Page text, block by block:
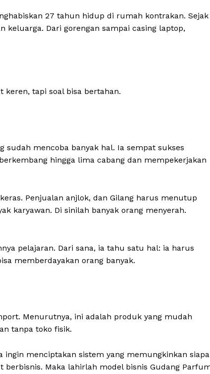
27 tahun hidup di rumah kontrakan. Sejak
keluarga. Dari gorengan sampai casing laptop,
tapi soal bisa bertahan.
mencoba banyak hal. Ia sempat sukses
hingga lima cabang dan mempekerjakan
Penjualan anjlok, dan Gilang harus menutup
karyawan. Di sinilah banyak orang menyerah.
pelajaran. Dari sana, ia tahu satu hal: ia harus
memberdayakan orang banyak.
Menurutnya, ini adalah produk yang mudah
tanpa toko fisik.
menciptakan sistem yang memungkinkan siapa
Maka lahirlah model bisnis Gudang